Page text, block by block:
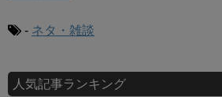
- ネタ・雑談
人気記事ランキング